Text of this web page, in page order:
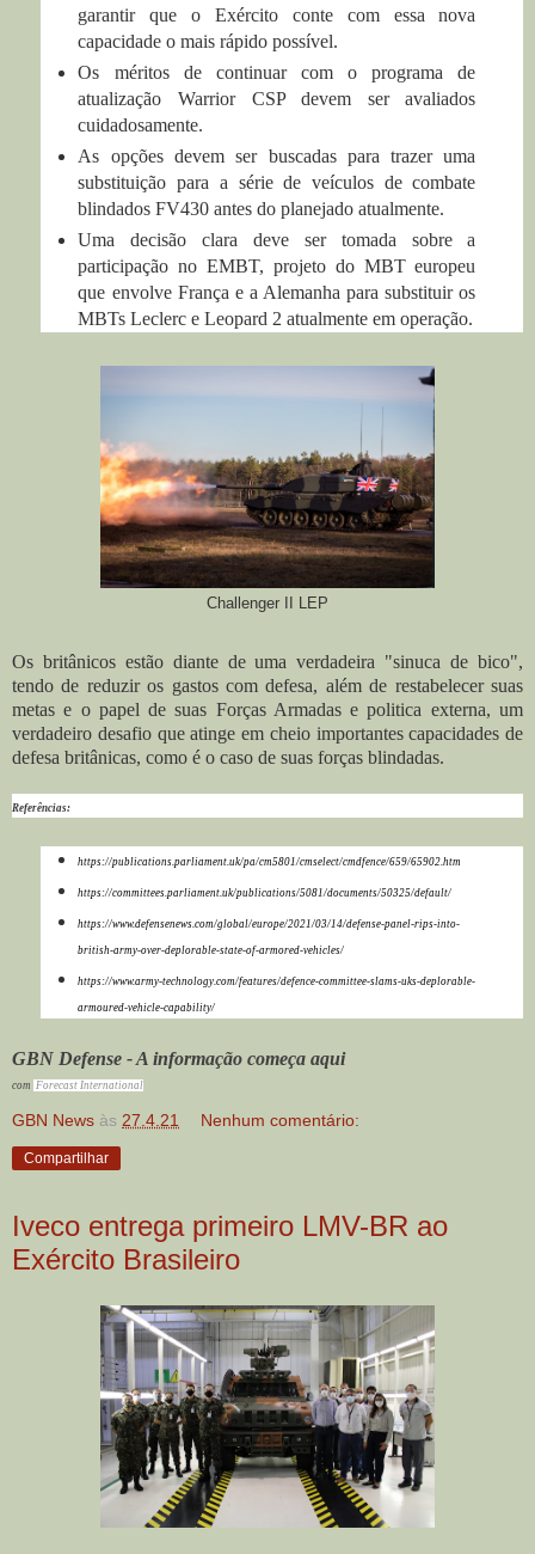
garantir que o Exército conte com essa nova
capacidade o mais rápido possível.
Os méritos de continuar com o programa de
atualização Warrior CSP devem ser avaliados
cuidadosamente.
As opções devem ser buscadas para trazer uma
substituição para a série de veículos de combate
blindados FV430 antes do planejado atualmente.
Uma decisão clara deve ser tomada sobre a
participação no EMBT, projeto do MBT europeu
que envolve França e a Alemanha para substituir os
MBTs Leclerc e Leopard 2 atualmente em operação.
Challenger II LEP
Os britânicos estão diante de uma verdadeira "sinuca de bico",
tendo de reduzir os gastos com defesa, além de restabelecer suas
metas e o papel de suas Forças Armadas e politica externa, um
verdadeiro desafio que atinge em cheio importantes capacidades de
defesa britânicas, como é o caso de suas forças blindadas.
Referências:
https://publications.parliament.uk/pa/cm5801/cmselect/cmdfence/659/65902.htm
https://committees.parliament.uk/publications/5081/documents/50325/default/
https://www.defensenews.com/global/europe/2021/03/14/defense-panel-rips-into-
british-army-over-deplorable-state-of-armored-vehicles/
https://www.army-technology.com/features/defence-committee-slams-uks-deplorable-
armoured-vehicle-capability/
GBN Defense - A informação começa aqui
com Forecast International
GBN News às 27.4.21 Nenhum comentário:
Compartilhar
Iveco entrega primeiro LMV-BR ao
Exército Brasileiro